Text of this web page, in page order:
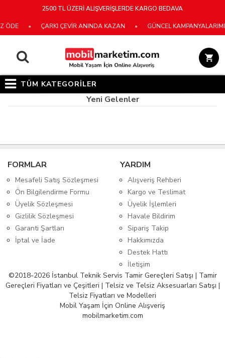
2500 TL ÜZERİ ALIŞVERİŞLERDE KARGO BEDAVA
ÇARKI ÇEVİR ANINDA KAZAN GÜNCEL
TÜM KATEGORİLER
Yeni Gelenler
FORMLAR
Mesafeli Satış Sözleşmesi
Ön Bilgilendirme Formu
Üyelik Sözleşmesi
Gizlilik Sözleşmesi
Garanti Şartları
İptal ve İade
YARDIM
Alışveriş Rehberi
Kargo ve Teslimat
Üyelik İşlemleri
Havale Bildirim
Sipariş Takip
Hakkımızda
Destek Hattı
İletişim
©2018-2026 İstanbul Teknik Servis Tamir Gereçleri Satışı | Tamir
Gereçleri Fiyatları ve Çeşitleri | Telsiz ve Telsiz Aksesuarları Satışı |
Telsiz Fiyatları ve Modelleri
Mobil Yaşam İçin Online Alışveriş
mobilmarketim.com